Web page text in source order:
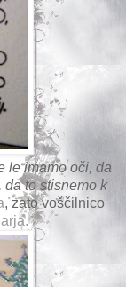
le imamo oči, da
da to stisnemo k
, zato voščilnico